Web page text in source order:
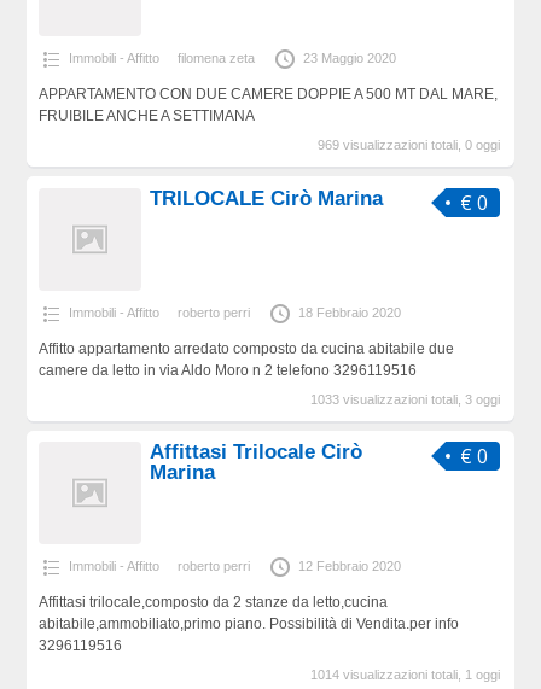
Immobili - Affitto filomena zeta 23 Maggio 2020
APPARTAMENTO CON DUE CAMERE DOPPIE A 500 MT DAL MARE,
FRUIBILE ANCHE A SETTIMANA
969 visualizzazioni totali, 0 oggi
€ 0
TRILOCALE Cirò Marina
Immobili - Affitto roberto perri 18 Febbraio 2020
Affitto appartamento arredato composto da cucina abitabile due
camere da letto in via Aldo Moro n 2 telefono 3296119516
1033 visualizzazioni totali, 3 oggi
€ 0
Affittasi Trilocale Cirò
Marina
Immobili - Affitto roberto perri 12 Febbraio 2020
Affittasi trilocale,composto da 2 stanze da letto,cucina
abitabile,ammobiliato,primo piano. Possibilità di Vendita.per info
3296119516
1014 visualizzazioni totali, 1 oggi